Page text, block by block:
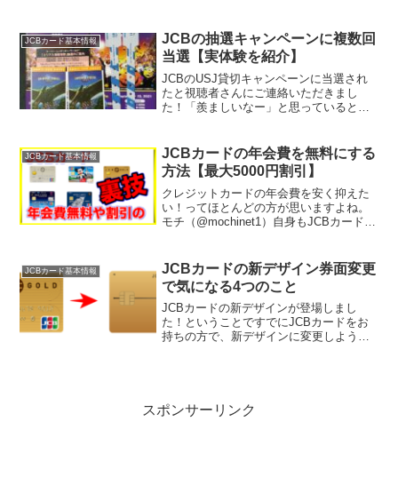
本性の違いをわかりやすく！カード発行
枚数発行で...
JCBカード基本情報
JCBの抽選キャンペーンに複数回
当選【実体験を紹介】
JCBのUSJ貸切キャンペーンに当選され
たと視聴者さんにご連絡いただきまし
た！「羨ましいなー」と思っていると
までの当選履歴を詳しく教えてきただき
ました。すると...
JCBカード基本情報
JCBカードの年会費を無料にする
方法【最大5000円割引】
クレジットカードの年会費を安く抑えた
い！ってほとんどの方が思いますよね。
モチ（@mochinet1）自身もJCBカードを
カードの中でも一般カードやゴールドカ
ードで年...
JCBカード基本情報
JCBカードの新デザイン券面変更
で気になる4つのこと
JCBカードの新デザインが登場しまし
た！ということですでにJCBカードをお
持ちの方で、新デザインに変更しようか
スポンサーリンク